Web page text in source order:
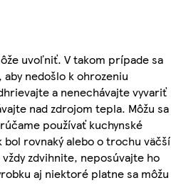
uvoľniť. V takom prípade sa
nedošlo k ohrozeniu
a nenechávajte vyvariť
nad zdrojom tepla. Môžu sa
používať kuchynské
rovnaký alebo o trochu väčší
zdvihnite, neposúvajte ho
aj niektoré platne sa môžu